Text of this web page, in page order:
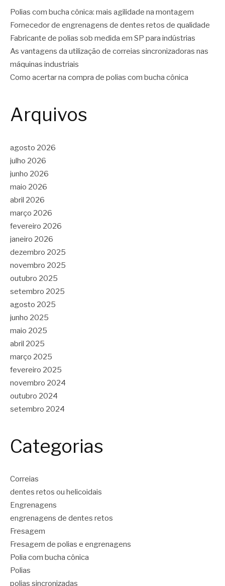
Polias com bucha cônica: mais agilidade na montagem
Fornecedor de engrenagens de dentes retos de qualidade
Fabricante de polias sob medida em SP para indústrias
As vantagens da utilização de correias sincronizadoras nas
máquinas industriais
Como acertar na compra de polias com bucha cônica
Arquivos
agosto 2026
julho 2026
junho 2026
maio 2026
abril 2026
março 2026
fevereiro 2026
janeiro 2026
dezembro 2025
novembro 2025
outubro 2025
setembro 2025
agosto 2025
junho 2025
maio 2025
abril 2025
março 2025
fevereiro 2025
novembro 2024
outubro 2024
setembro 2024
Categorias
Correias
dentes retos ou helicoidais
Engrenagens
engrenagens de dentes retos
Fresagem
Fresagem de polias e engrenagens
Polia com bucha cônica
Polias
polias sincronizadas